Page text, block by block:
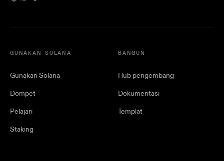
GUNAKAN SOLANA
Gunakan Solana
Dompet
Pelajari
Staking
BANGUN
Hub pengembang
Dokumentasi
Templat